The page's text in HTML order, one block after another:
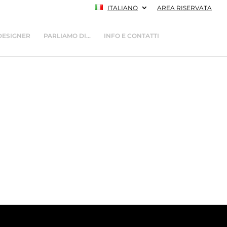
ITALIANO AREA RISERVATA
PARLIAMO DI… INFO E CONTATTI